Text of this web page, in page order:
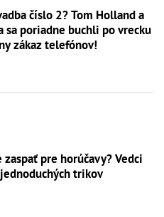
číslo 2? Tom Holland a
sa poriadne buchli po vrecku
zákaz telefónov!
zaspať pre horúčavy? Vedci
trikov